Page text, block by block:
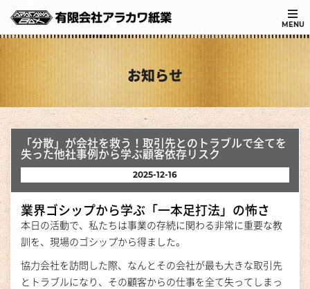
MENU
お知らせ
「分散」が会社を救う！取引先とのトラブルで全てを
失った他社事例から学ぶ顧客依存リスク
2025-12-16
業界ゴシップから学ぶ「一本足打法」の怖さ
本日の活動で、私たちは事業の存続に関わる非常に重要な教
訓を、現場のゴシップから得ました。
協力会社を訪問した際、なんとその会社が最も大きな取引先
とトラブルになり、その顧客からの仕事を全て失ってしまっ